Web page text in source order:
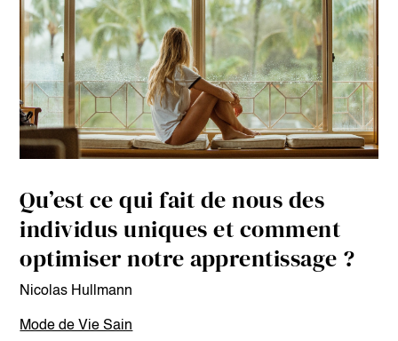
Qu’est ce qui fait de nous des
individus uniques et comment
optimiser notre apprentissage ?
Nicolas Hullmann
Mode de Vie Sain